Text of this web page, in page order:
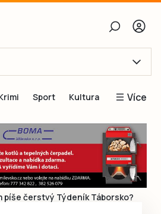
Obnovit heslo
Přihlásit se
se přes Facebook
Sport Kultura Více
Blogy
Inspirace
Čtenáři píší
Speciální přílohy
Inzerce
píše čerstvý Týdeník Táborsko?